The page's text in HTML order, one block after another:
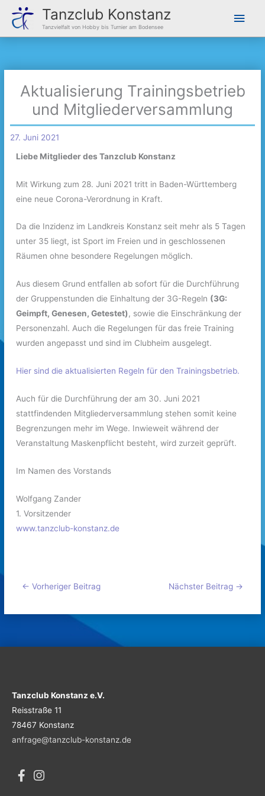
Inhalt
springen
Tanzclub Konstanz
Tanzvielfalt von Hobby bis Turnier am Bodensee
Aktualisierung Trainingsbetrieb
und Mitgliederversammlung
27. Juni 2021
Liebe Mitglieder des Tanzclub Konstanz
Mit Wirkung zum 28. Juni 2021 tritt in Baden-Württemberg
eine neue Corona-Verordnung in Kraft.
Da die Inzidenz im Landkreis Konstanz seit mehr als 5 Tagen
unter 35 liegt, ist Sport im Freien und in geschlossenen
Räumen ohne besondere Regelungen möglich.
Aus diesem Grund entfallen ab sofort für die Durchführung
der Gruppenstunden die Einhaltung der 3G-Regeln (3G:
Geimpft, Genesen, Getestet), sowie die Einschränkung der
Personenzahl. Auch die Regelungen für das freie Training
wurden angepasst und sind im Clubheim ausgelegt.
Hier sind die aktualisierten Regeln für den Trainingsbetrieb.
Auch für die Durchführung der am 30. Juni 2021
stattfindenden Mitgliederversammlung stehen somit keine
Begrenzungen mehr im Wege. Inwieweit während der
Veranstaltung Maskenpflicht besteht, wird zurzeit geprüft.
Im Namen des Vorstands
Wolfgang Zander
1. Vorsitzender
www.tanzclub-konstanz.de
← Vorheriger Beitrag Nächster Beitrag →
Tanzclub Konstanz e.V.
Reisstraße 11
78467 Konstanz
anfrage@tanzclub-konstanz.de